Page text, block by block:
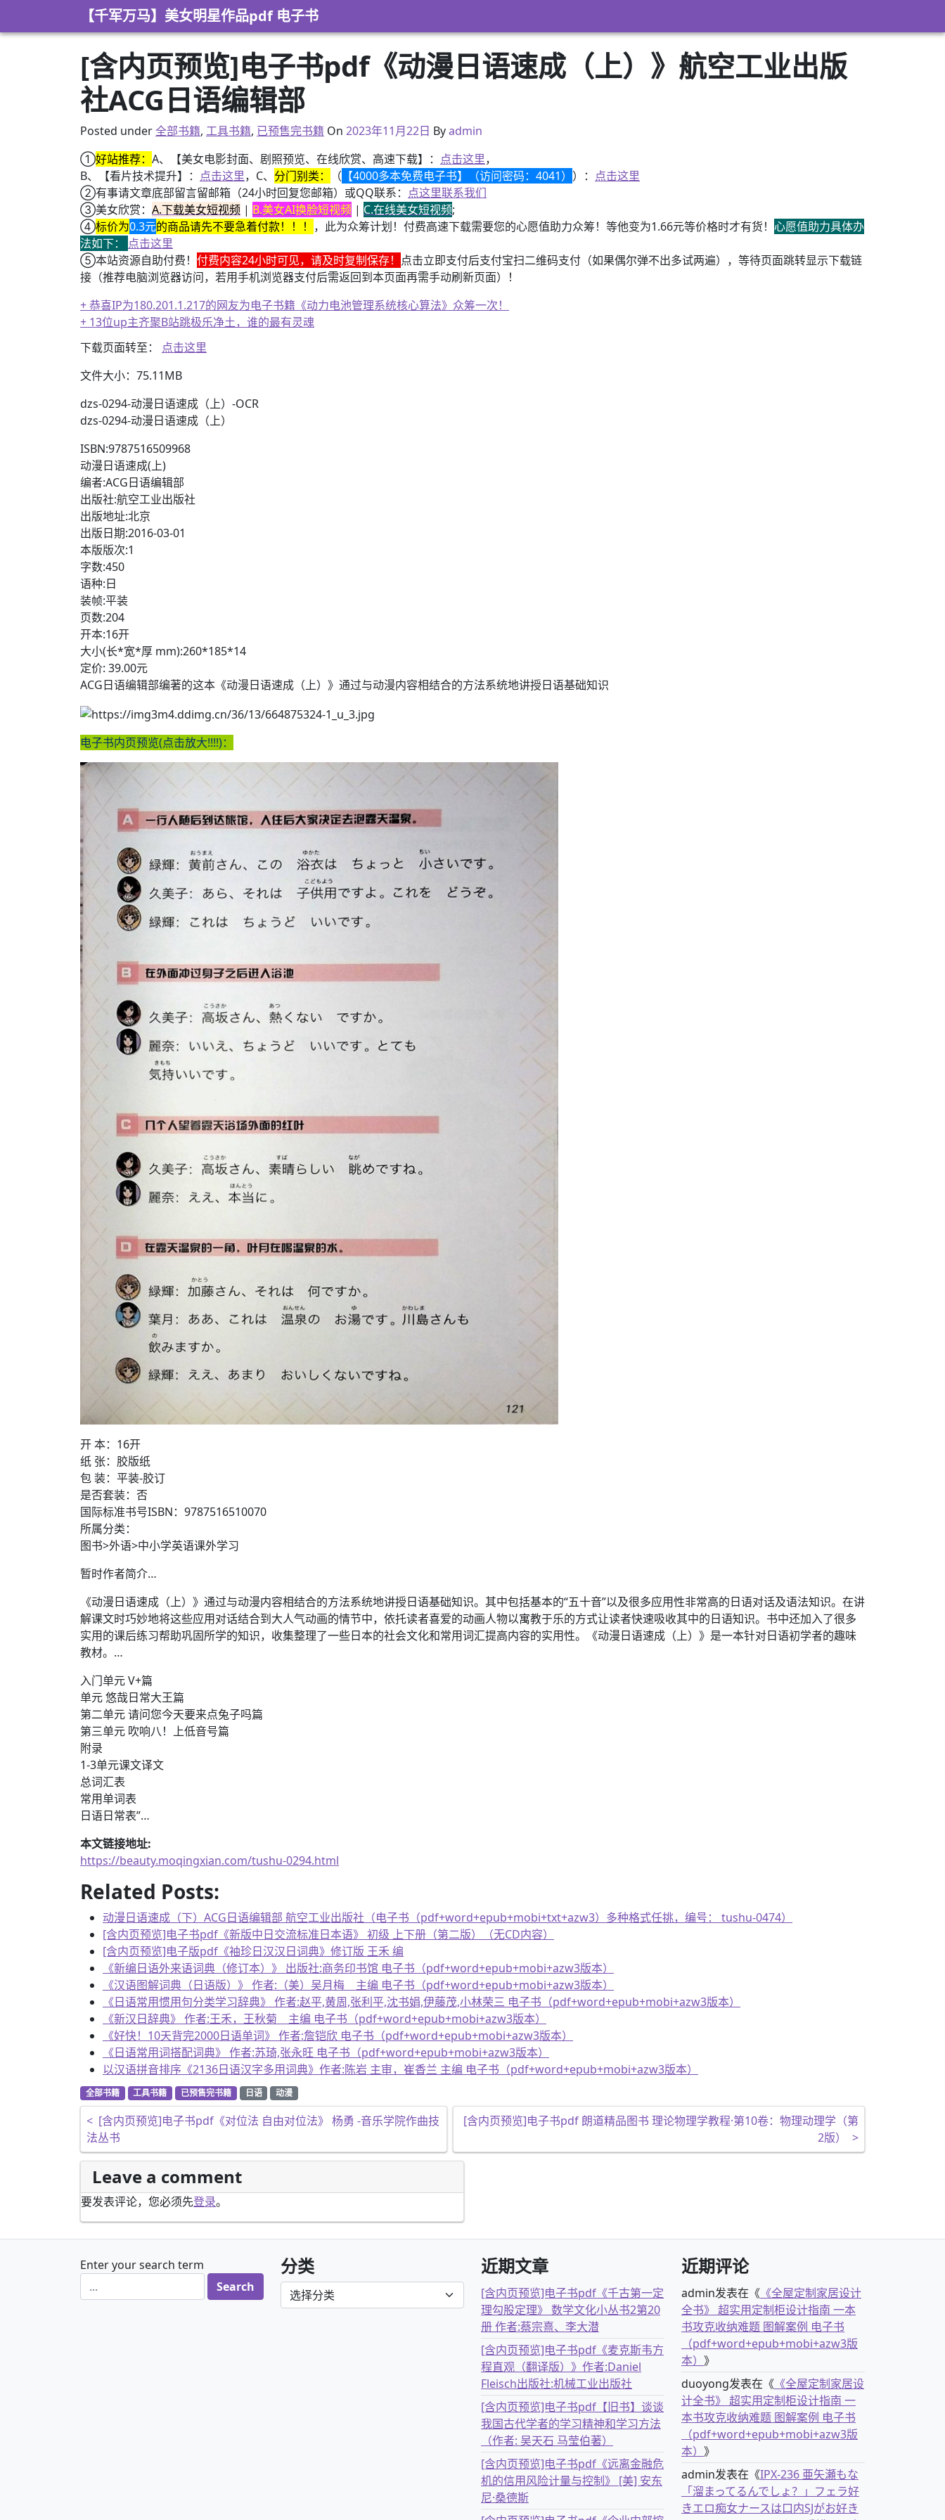
【千军万马】美女明星作品pdf 电子书
[含内页预览]电子书pdf《动漫日语速成（上）》航空工业出版
社ACG日语编辑部
Posted under全部书籍, 工具书籍, 已预售完书籍 On 2023年5月2日
2023年11月22日 Byadmin
①好站推荐： A、【美女电影封面、剧照预览、在线欣赏、高速下载】： 点击这里，
B、【看片技术提升】： 点击这里，C、 分门别类： （ 【4000多本免费电子书】（访问密码：4041） ）： 点击这里
②有事请文章底部留言留邮箱（24小时回复您邮箱）或QQ联系： 点这里联系我们
③美女欣赏： A.下载美女短视频 | B.美女AI换脸短视频 | C.在线美女短视频;
④标价为0.3元的商品请先不要急着付款！！！ ，此为众筹计划！付费高速下载需要您的心愿值助力众筹！等他变为1.66元等价格时才有货！ 心愿值助力具体办
法如下： 点击这里
⑤本站资源自助付费！ 付费内容24小时可见，请及时复制保存！ 点击立即支付后支付宝扫二维码支付（如果偶尔弹不出多试两遍），等待页面跳转显示下载链
接（推荐电脑浏览器访问，若用手机浏览器支付后需返回到本页面再需手动刷新页面）！
+ 恭喜IP为180.201.1.217的网友为电子书籍《动力电池管理系统核心算法》众筹一次！
+ 13位up主齐聚B站跳极乐净土，谁的最有灵魂
下载页面转至： 点击这里
文件大小：75.11MB
dzs-0294-动漫日语速成（上）-OCR
dzs-0294-动漫日语速成（上）
ISBN:9787516509968
动漫日语速成(上)
编者:ACG日语编辑部
出版社:航空工业出版社
出版地址:北京
出版日期:2016-03-01
本版版次:1
字数:450
语种:日
装帧:平装
页数:204
开本:16开
大小(长*宽*厚 mm):260*185*14
定价: 39.00元
ACG日语编辑部编著的这本《动漫日语速成（上）》通过与动漫内容相结合的方法系统地讲授日语基础知识
电子书内页预览(点击放大!!!!)：
开 本：16开
纸 张：胶版纸
包 装：平装-胶订
是否套装：否
国际标准书号ISBN：9787516510070
所属分类：
图书>外语>中小学英语课外学习
暂时作者简介…
《动漫日语速成（上）》通过与动漫内容相结合的方法系统地讲授日语基础知识。其中包括基本的“五十音”以及很多应用性非常高的日语对话及语法知识。在讲
解课文时巧妙地将这些应用对话结合到大人气动画的情节中，依托读者喜爱的动画人物以寓教于乐的方式让读者快速吸收其中的日语知识。书中还加入了很多
实用的课后练习帮助巩固所学的知识，收集整理了一些日本的社会文化和常用词汇提高内容的实用性。《动漫日语速成（上）》是一本针对日语初学者的趣味
教材。…
入门单元 V+篇
单元 悠哉日常大王篇
第二单元 请问您今天要来点兔子吗篇
第三单元 吹响八！上低音号篇
附录
1-3单元课文译文
总词汇表
常用单词表
日语日常表”…
本文链接地址:
https://beauty.moqingxian.com/tushu-0294.html
Related Posts:
动漫日语速成（下）ACG日语编辑部 航空工业出版社（电子书（pdf+word+epub+mobi+txt+azw3）多种格式任挑，编号： tushu-0474）
[含内页预览]电子书pdf《新版中日交流标准日本语》 初级 上下册（第二版）（无CD内容）
[含内页预览]电子版pdf《袖珍日汉汉日词典》修订版 王禾 编
《新编日语外来语词典（修订本）》 出版社:商务印书馆 电子书（pdf+word+epub+mobi+azw3版本）
《汉语图解词典（日语版）》 作者:（美）吴月梅 主编 电子书（pdf+word+epub+mobi+azw3版本）
《日语常用惯用句分类学习辞典》 作者:赵平,黄周,张利平,沈书娟,伊藤茂,小林荣三 电子书（pdf+word+epub+mobi+azw3版本）
《新汉日辞典》 作者:王禾，王秋菊 主编 电子书（pdf+word+epub+mobi+azw3版本）
《好快！10天背完2000日语单词》 作者:詹铠欣 电子书（pdf+word+epub+mobi+azw3版本）
《日语常用词搭配词典》 作者:苏琦,张永旺 电子书（pdf+word+epub+mobi+azw3版本）
以汉语拼音排序《2136日语汉字多用词典》作者:陈岩 主审，崔香兰 主编 电子书（pdf+word+epub+mobi+azw3版本）
全部书籍 工具书籍 已预售完书籍 日语 动漫
文章导航
< [含内页预览]电子书pdf《对位法 自由对位法》 杨勇 -音乐学院作曲技
法丛书
[含内页预览]电子书pdf 朗道精品图书 理论物理学教程·第10卷：物理动理学（第
2版）
>
Leave a comment
要发表评论，您必须先登录。
Enter your search term 分类
分类
近期文章
[含内页预览]电子书pdf《千古第一定
理勾股定理》 数学文化小丛书2第20
册 作者:蔡宗熹、李大潜
[含内页预览]电子书pdf《麦克斯韦方
程直观（翻译版）》作者:Daniel
Fleisch出版社:机械工业出版社
[含内页预览]电子书pdf【旧书】谈谈
我国古代学者的学习精神和学习方法
（作者: 吴天石 马莹伯著）
[含内页预览]电子书pdf《远离金融危
机的信用风险计量与控制》 [美] 安东
尼·桑德斯
近期评论
admin发表在《 《全屋定制家居设计
全书》 超实用定制柜设计指南 一本
书攻克收纳难题 图解案例 电子书
（pdf+word+epub+mobi+azw3版
本） 》
duoyong发表在《 《全屋定制家居设
计全书》 超实用定制柜设计指南 一
本书攻克收纳难题 图解案例 电子书
（pdf+word+epub+mobi+azw3版
本） 》
admin发表在《IPX-236 亜矢瀬もな
「溜まってるんでしょ？」フェラ好
きエロ痴女ナースは口内SJがお好き